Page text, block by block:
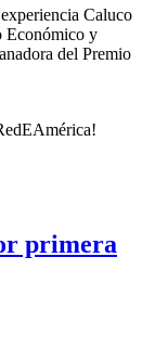
Caluco
Económico y
del Premio
primera